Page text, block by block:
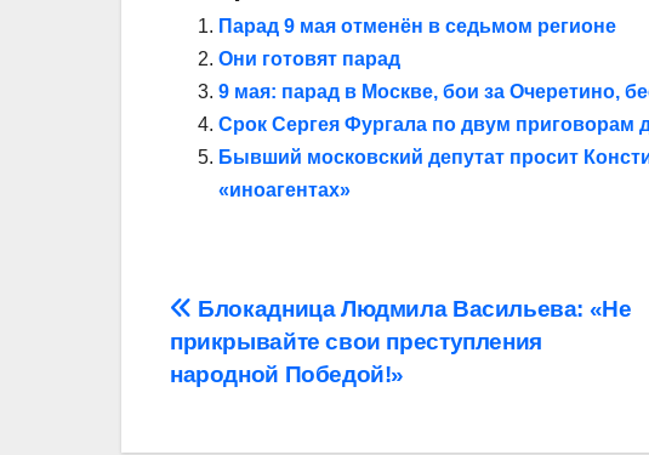
Парад 9 мая отменён в седьмом регионе
Они готовят парад
9 мая: парад в Москве, бои за Очеретино,
Срок Сергея Фургала по двум приговорам
Бывший московский депутат просит
«иноагентах»
Навигация
по
Блокадница Людмила Васильева: «Не
прикрывайте свои преступления
народной Победой!»